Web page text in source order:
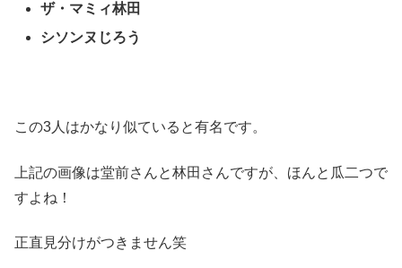
ザ・マミィ林田
シソンヌじろう
この3人はかなり似ていると有名です。
上記の画像は堂前さんと林田さんですが、ほんと瓜二つで
すよね！
正直見分けがつきません笑